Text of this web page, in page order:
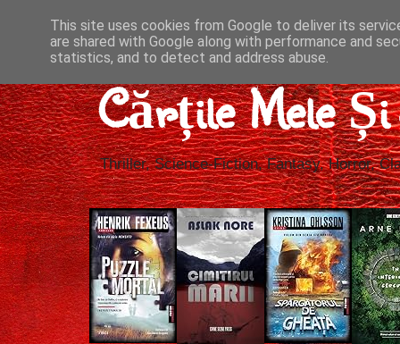
Cărțile Mele
Thriller, Science-Fiction, Fantasy, Horror,
This site uses cookies from Google to deliver its
are shared with Google along with performance and
statistics, and to detect and address abuse.